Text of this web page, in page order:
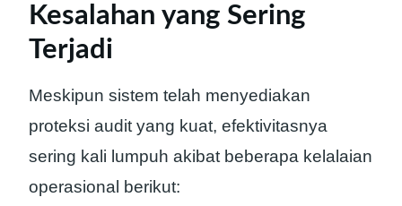
Kesalahan yang Sering
Terjadi
Meskipun sistem telah menyediakan
proteksi audit yang kuat, efektivitasnya
sering kali lumpuh akibat beberapa kelalaian
operasional berikut: